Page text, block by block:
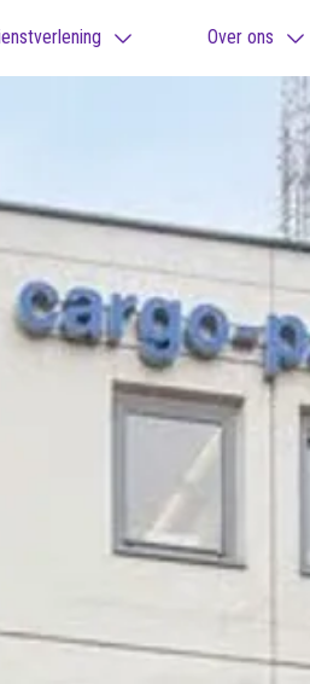
Over ons